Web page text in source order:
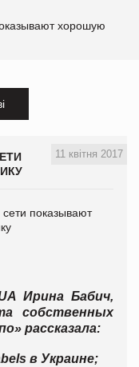
хорошую
11 квітня 2017
Ирина Бабич,
собственных
рассказала:
в Украине;